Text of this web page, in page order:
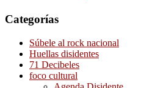
Categorías
Súbele al rock nacional
Huellas disidentes
71 Decibeles
foco cultural